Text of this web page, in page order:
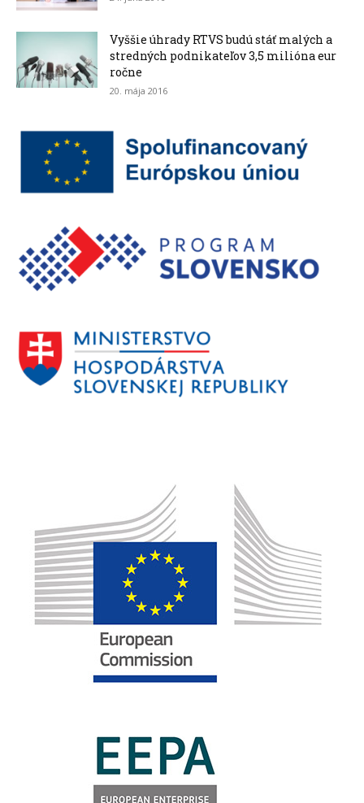
Vyššie úhrady RTVS budú stáť malých a
stredných podnikateľov 3,5 milióna eur
ročne
20. mája 2016